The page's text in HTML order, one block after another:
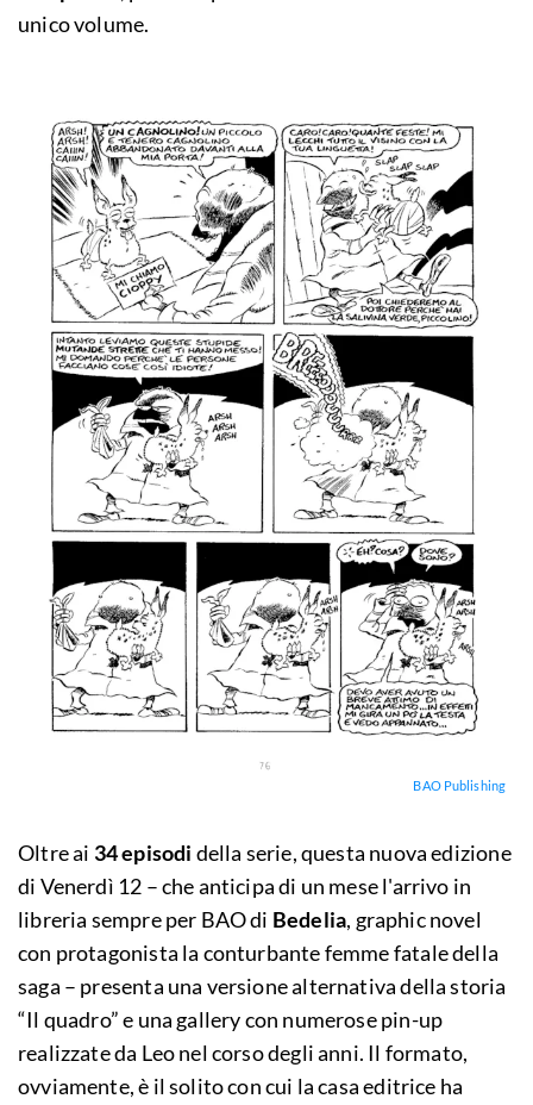
unico volume.
BAO Publishing
Oltre ai 34 episodi della serie, questa nuova edizione
di Venerdì 12 – che anticipa di un mese l'arrivo in
libreria sempre per BAO di Bedelia, graphic novel
con protagonista la conturbante femme fatale della
saga – presenta una versione alternativa della storia
“Il quadro” e una gallery con numerose pin-up
realizzate da Leo nel corso degli anni. Il formato,
ovviamente, è il solito con cui la casa editrice ha